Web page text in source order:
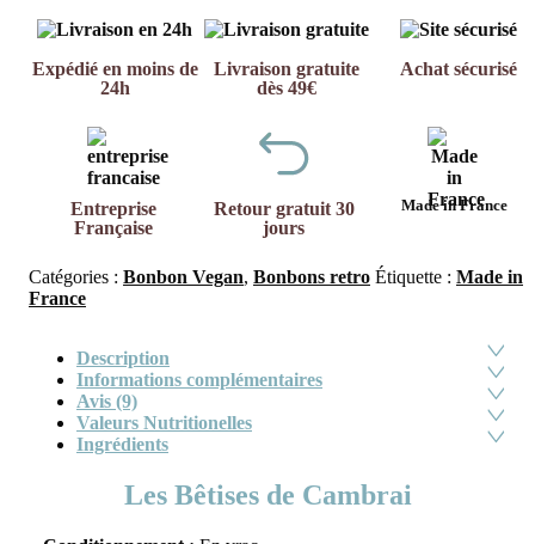
Expédié en moins de
24h
Livraison gratuite
dès 49€
Achat sécurisé
Entreprise
Française
Retour gratuit 30
jours
Made in France
Catégories : Bonbon Vegan, Bonbons retro Étiquette : Made in
France
Description
Informations complémentaires
Avis (9)
Valeurs Nutritionelles
Ingrédients
Les Bêtises de Cambrai